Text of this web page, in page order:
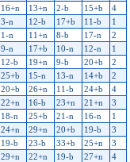
16+n 13+n 2-b 15+b
4
3-n 12-b 17+b 11-b
1
1-n 11+n 8-b 17-n
2
9-n 17+b 10-n 12-n
1
12-b 19+n 9-b 20+b
2
25+b 15-n 13-n 14+b
2
20+b 26+n 11-b 24+b
4
22+n 16-b 23+n 21+n
3
18-n 25+b 21-n 16-n
1
24+n 29+n 20+b 19-b
3
19-b 23-b 33+b 25+n
3
29+n 22+n 19-b 27+n
4